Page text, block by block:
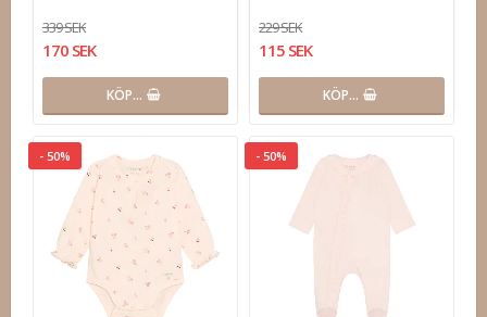
339 SEK
170 SEK
KÖP…
229 SEK
115 SEK
KÖP…
- 50% - 50%